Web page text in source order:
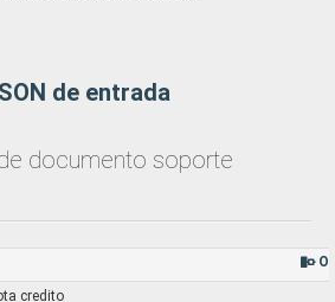
de entrada
documento soporte
credito